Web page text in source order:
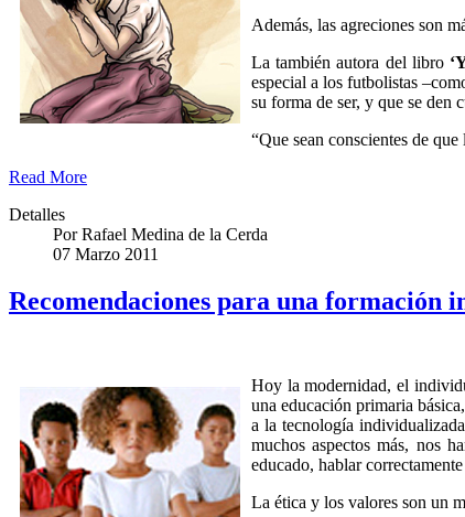
Además, las agreciones son
La también autora del libro
especial a los futbolistas
su forma de ser, y que se den
“Que sean conscientes de
Read More
Detalles
PorRafael Medina de la Cerda
07 Marzo 2011
Recomendaciones para una formación
Hoy la modernidad, el
una educación primaria
a la tecnología
muchos aspectos más, nos
educado, hablar
La ética y los valores son un